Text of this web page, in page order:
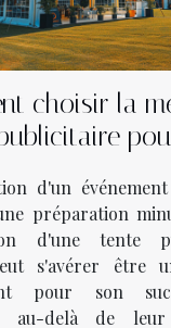
choisir la
d'un
préparation
d'une tente
s'avérer être
pour son
au-delà de